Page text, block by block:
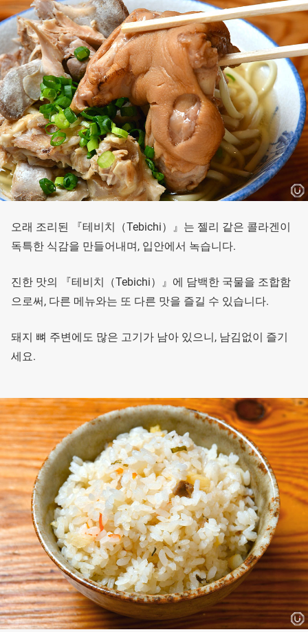
오래 조리된 『테비치（Tebichi）』는 젤리 같은 콜라겐이
독특한 식감을 만들어내며, 입안에서 녹습니다.
진한 맛의 『테비치（Tebichi）』에 담백한 국물을 조합함
으로써, 다른 메뉴와는 또 다른 맛을 즐길 수 있습니다.
돼지 뼈 주변에도 많은 고기가 남아 있으니, 남김없이 즐기
세요.